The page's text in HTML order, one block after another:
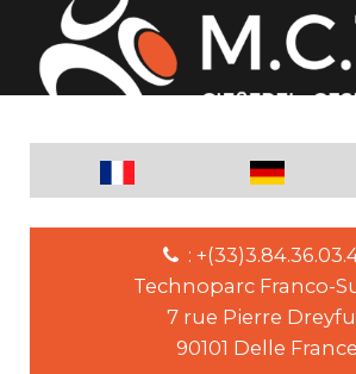
:
Technoparc Franco-
7 rue Pierre
90101 Delle France